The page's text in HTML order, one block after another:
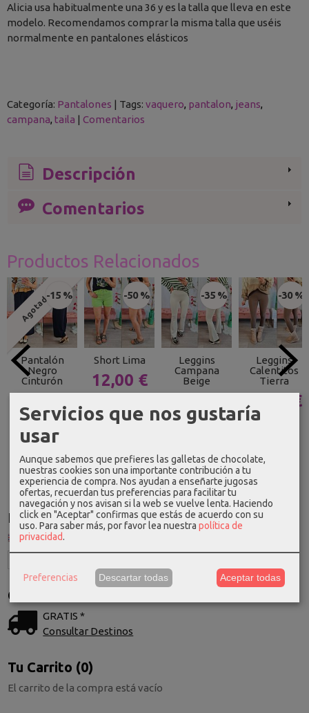
Idioma
Costes de Envío
GRATIS *
Consultar Destinos
Tu Carrito (0)
El carrito de la compra está vacío
Alicia usa habitualmente una 36 y es la talla que lleva en este
modelo. Recomendamos comprar la misma talla que uséis
normalmente en pantalones elásticos
Categoría: Pantalones | Tags: vaquero pantalon jeans
campana taila | Comentarios
Descripción
Comentarios
Productos Relacionados
Agotado-15 %
Pantalón
Negro
Cinturón
21,99 €
-50 %
Short Lima
12,00 €
-35 %
Leggins
Campana
Beige
22,99 €
-30 %
Leggins
Calentitos
Tierra
12,59 €
17,99 €
Servicios que nos gustaría
usar
Aunque sabemos que prefieres las galletas de chocolate,
nuestras cookies son una importante contribución a tu
experiencia de compra. Nos ayudan a enseñarte jugosas
ofertas, recuerdan tus preferencias para facilitar tu
navegación y nos avisan si la web se vuelve lenta. Haciendo
click en "Aceptar" confirmas que estás de acuerdo con su
uso. Para saber más, por favor lea nuestra política de
privacidad.
Preferencias Descartar todas Aceptar todas